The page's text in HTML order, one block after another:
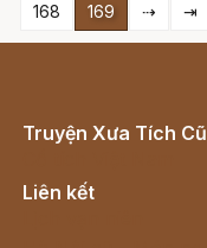
168
169 ⇢ ⇥
Truyện Xưa Tích Cũ
Liên kết